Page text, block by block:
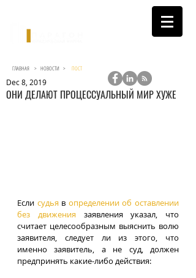
ОНИ ДЕЛАЮТ ПРОЦЕССУАЛЬНЫЙ МИР ХУЖЕ
Dec 8, 2019
Если судья в определении об оставлении
без движения заявления указал, что
считает целесообразным выяснить волю
заявителя, следует ли из этого, что
именно заявитель, а не суд, должен
предпринять какие-либо действия:
ГЛАВНАЯ > НОВОСТИ > ПОСТ